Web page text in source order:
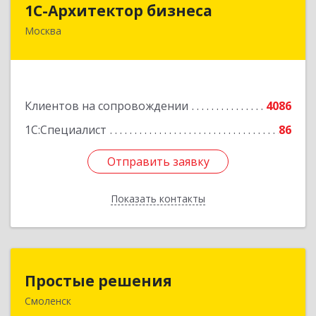
1С-Архитектор бизнеса
Москва
Клиентов на сопровождении
4086
1С:Специалист
86
Отправить заявку
Показать контакты
115114, Москва г, Кожевнический 2-й пер, дом
Отправить заявку
Назад
Простые решения
Смоленск
214015, Смоленская обл, Смоленск г, Большая